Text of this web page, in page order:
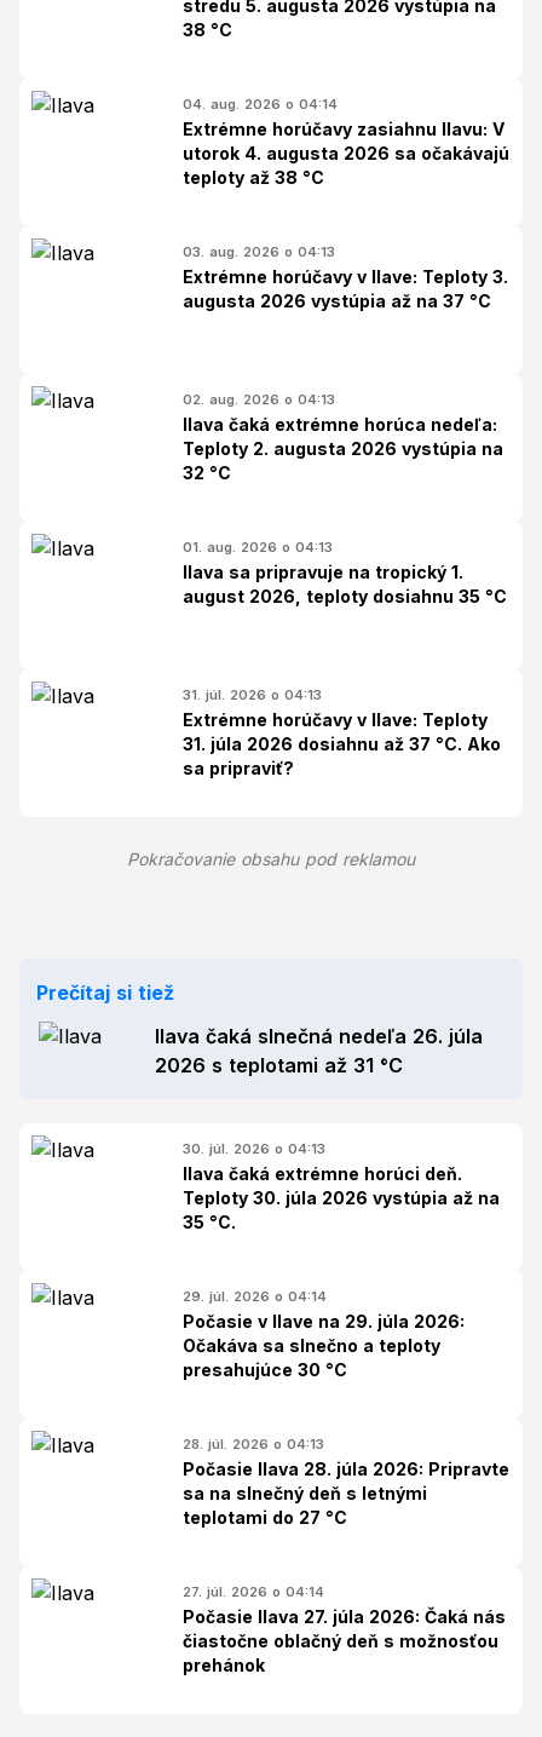
stredu 5. augusta 2026 vystúpia na
38 °C
04. aug. 2026 o 04:14
Extrémne horúčavy zasiahnu Ilavu: V
utorok 4. augusta 2026 sa očakávajú
teploty až 38 °C
03. aug. 2026 o 04:13
Extrémne horúčavy v Ilave: Teploty 3.
augusta 2026 vystúpia až na 37 °C
02. aug. 2026 o 04:13
Ilava čaká extrémne horúca nedeľa:
Teploty 2. augusta 2026 vystúpia na
32 °C
01. aug. 2026 o 04:13
Ilava sa pripravuje na tropický 1.
august 2026, teploty dosiahnu 35 °C
31. júl. 2026 o 04:13
Extrémne horúčavy v Ilave: Teploty
31. júla 2026 dosiahnu až 37 °C. Ako
sa pripraviť?
Pokračovanie obsahu pod reklamou
Prečítaj si tiež
Ilava čaká slnečná nedeľa 26. júla
2026 s teplotami až 31 °C
30. júl. 2026 o 04:13
Ilava čaká extrémne horúci deň.
Teploty 30. júla 2026 vystúpia až na
35 °C.
29. júl. 2026 o 04:14
Počasie v Ilave na 29. júla 2026:
Očakáva sa slnečno a teploty
presahujúce 30 °C
28. júl. 2026 o 04:13
Počasie Ilava 28. júla 2026: Pripravte
sa na slnečný deň s letnými
teplotami do 27 °C
27. júl. 2026 o 04:14
Počasie Ilava 27. júla 2026: Čaká nás
čiastočne oblačný deň s možnosťou
prehánok